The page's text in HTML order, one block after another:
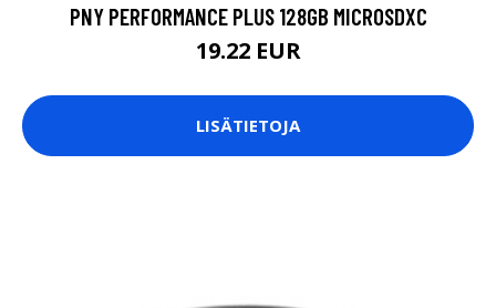
PNY PERFORMANCE PLUS 128GB MICROSDXC
19.22 EUR
LISÄTIETOJA